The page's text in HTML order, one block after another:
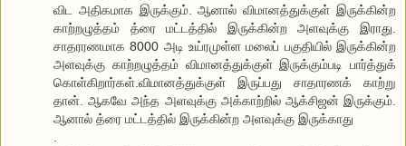
விட அதிகமாக இருக்கும். ஆனால் விமானத்துக்குள் இருக்கின்ற
காற்றழுத்தம் த்ரை மட்டத்தில் இருக்கின்ற அளவுக்கு இராது.
சாதரரணமாக 8000 அடி உய்ரமுள்ள மலைப் பகுதியில் இருக்கின்ற
அளவுக்கு காற்றழுத்தம் விமானத்துக்குள் இருக்கும்படி பார்த்துக்
கொள்கிறார்கள்.விமானத்துக்குள் இருப்பது சாதாரணக் காற்று
தான். ஆகவே அந்த அளவுக்கு அக்காற்றில் ஆக்சிஜன் இருக்கும்.
ஆனால் த்ரை மட்டத்தில் இருக்கின்ற அளவுக்கு இருக்காது